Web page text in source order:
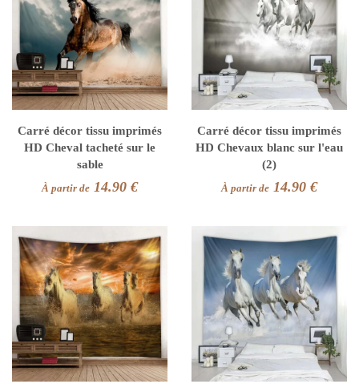
Carré décor tissu imprimés
HD Cheval tacheté sur le
sable
À partir de 14.90 €
Carré décor tissu imprimés
HD Chevaux blanc sur l'eau
(2)
À partir de 14.90 €